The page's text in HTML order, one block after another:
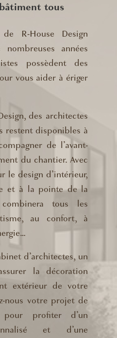
tous
R-House Design
années
possèdent des
vous aider à ériger
des architectes
restent disponibles à
de l’avant-
du chantier. Avec
le design d’intérieur,
et à la pointe de la
tous les
au confort, à
d’architectes, un
la décoration
extérieur de votre
nous votre projet de
profiter d’un
et d’une